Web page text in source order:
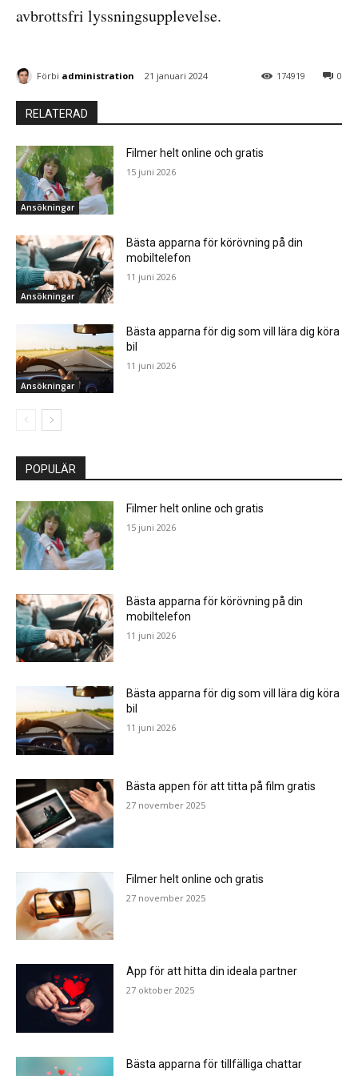
avbrottsfri lyssningsupplevelse.
0
174919
Förbi administration 21 januari 2024
RELATERAD
Ansökningar
Filmer helt online och gratis
15 juni 2026
Ansökningar
Bästa apparna för körövning på din
mobiltelefon
11 juni 2026
Ansökningar
Bästa apparna för dig som vill lära dig köra
bil
11 juni 2026
POPULÄR
Filmer helt online och gratis
15 juni 2026
Bästa apparna för körövning på din
mobiltelefon
11 juni 2026
Bästa apparna för dig som vill lära dig köra
bil
11 juni 2026
Bästa appen för att titta på film gratis
27 november 2025
Filmer helt online och gratis
27 november 2025
App för att hitta din ideala partner
27 oktober 2025
Bästa apparna för tillfälliga chattar